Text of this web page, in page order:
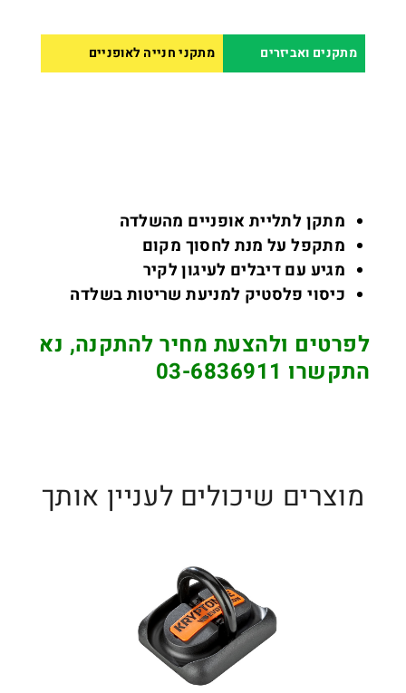
מתקנים ואביזרים מתקני חנייה לאופניים
מתקן לתליית אופניים מהשלדה
מתקפל על מנת לחסוך מקום
מגיע עם דיבלים לעיגון לקיר
כיסוי פלסטיק למניעת שריטות בשלדה
לפרטים ולהצעת מחיר להתקנה, נא
התקשרו 03-6836911
מוצרים שיכולים לעניין אותך